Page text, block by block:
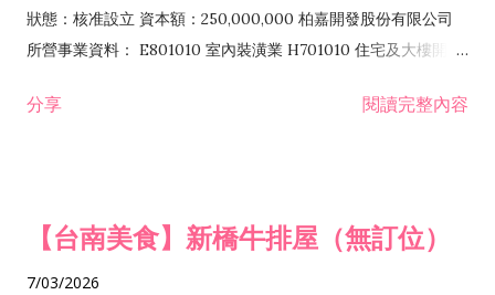
狀態：核准設立 資本額：250,000,000 柏嘉開發股份有限公司
所營事業資料： E801010 室內裝潢業 H701010 住宅及大樓開發
發業 H703090 不動產買賣業 H703100 不動產租賃業 I503010
分享 閱讀完整內容
【台南美食】新橋牛排屋（無訂位）
7/03/2026